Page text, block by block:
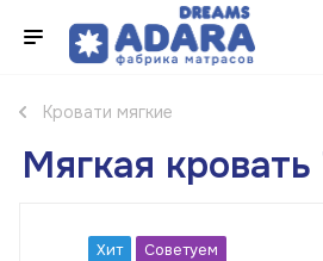
Кровати мягкие
Мягкая кровать
Хит Советуем